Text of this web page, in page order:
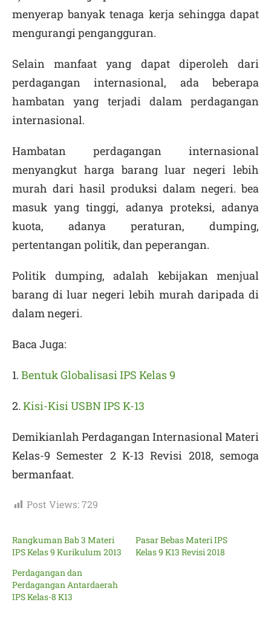
menyerap banyak tenaga kerja sehingga dapat
mengurangi pengangguran.
Selain manfaat yang dapat diperoleh dari
perdagangan internasional, ada beberapa
hambatan yang terjadi dalam perdagangan
internasional.
Hambatan perdagangan internasional
menyangkut harga barang luar negeri lebih
murah dari hasil produksi dalam negeri. bea
masuk yang tinggi, adanya proteksi, adanya
kuota, adanya peraturan, dumping,
pertentangan politik, dan peperangan.
Politik dumping, adalah kebijakan menjual
barang di luar negeri lebih murah daripada di
dalam negeri.
Baca Juga:
1. Bentuk Globalisasi IPS Kelas 9
2. Kisi-Kisi USBN IPS K-13
Demikianlah Perdagangan Internasional Materi
Kelas-9 Semester 2 K-13 Revisi 2018, semoga
bermanfaat.
Post Views:729
Rangkuman Bab 3 Materi
IPS Kelas 9 Kurikulum 2013
Pasar Bebas Materi IPS
Kelas 9 K13 Revisi 2018
Perdagangan dan
Perdagangan Antardaerah
IPS Kelas-8 K13